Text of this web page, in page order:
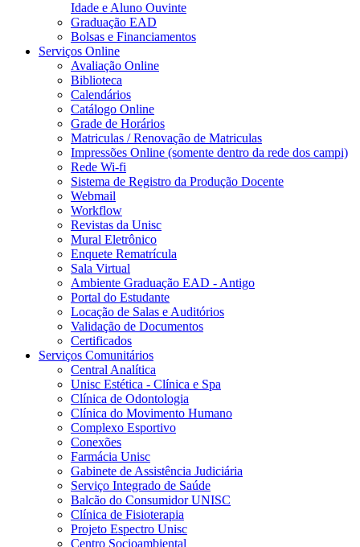
Idade e Aluno Ouvinte
Graduação EAD
Bolsas e Financiamentos
Serviços Online
Avaliação Online
Biblioteca
Calendários
Catálogo Online
Grade de Horários
Matriculas / Renovação de Matriculas
Impressões Online (somente dentro da rede dos campi)
Rede Wi-fi
Sistema de Registro da Produção Docente
Webmail
Workflow
Revistas da Unisc
Mural Eletrônico
Enquete Rematrícula
Sala Virtual
Ambiente Graduação EAD - Antigo
Portal do Estudante
Locação de Salas e Auditórios
Validação de Documentos
Certificados
Serviços Comunitários
Central Analítica
Unisc Estética - Clínica e Spa
Clínica de Odontologia
Clínica do Movimento Humano
Complexo Esportivo
Conexões
Farmácia Unisc
Gabinete de Assistência Judiciária
Serviço Integrado de Saúde
Balcão do Consumidor UNISC
Clínica de Fisioterapia
Projeto Espectro Unisc
Centro Socioambiental